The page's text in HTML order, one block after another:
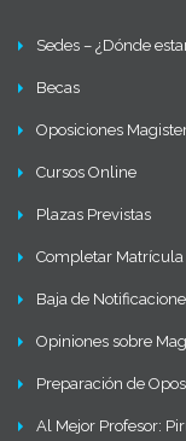
Sedes – ¿Dónde
Becas
Oposiciones
Cursos Online
Plazas Previstas
Completar Matrícula
Baja de
Opiniones sobre
Preparación de
Al Mejor Profesor: